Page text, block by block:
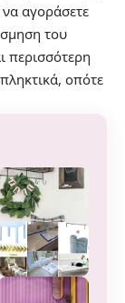
αγοράσετε
του
περισσότερη
οπότε